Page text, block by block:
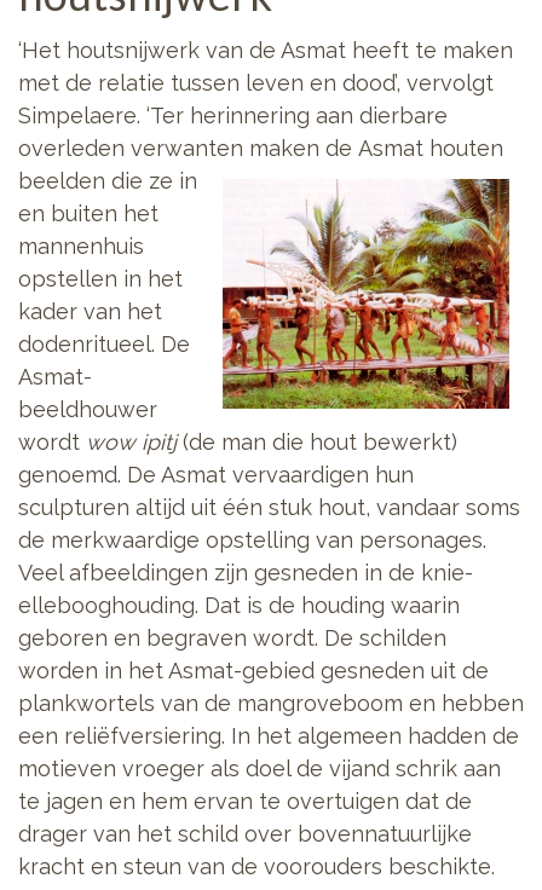
‘Het houtsnijwerk van de Asmat heeft te maken
met de relatie tussen leven en dood’, vervolgt
Simpelaere. ‘Ter herinnering aan dierbare
overleden verwanten maken de Asmat houten
beelden die ze in
en buiten het
mannenhuis
opstellen in het
kader van het
dodenritueel. De
Asmat-
beeldhouwer
wordt wow ipitj(de man die hout bewerkt)
genoemd. De Asmat vervaardigen hun
sculpturen altijd uit één stuk hout, vandaar soms
de merkwaardige opstelling van personages.
Veel afbeeldingen zijn gesneden in de knie-
ellebooghouding. Dat is de houding waarin
geboren en begraven wordt. De schilden
worden in het Asmat-gebied gesneden uit de
plankwortels van de mangroveboom en hebben
een reliëfversiering. In het algemeen hadden de
motieven vroeger als doel de vijand schrik aan
te jagen en hem ervan te overtuigen dat de
drager van het schild over bovennatuurlijke
kracht en steun van de voorouders beschikte.